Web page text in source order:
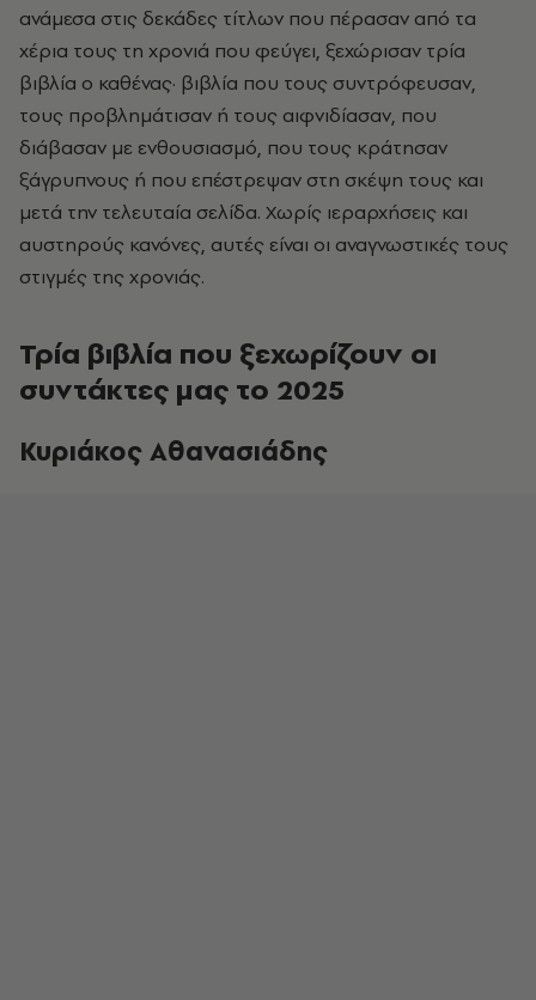
ανάμεσα στις δεκάδες τίτλων που πέρασαν από τα
χέρια τους τη χρονιά που φεύγει, ξεχώρισαν τρία
βιβλία ο καθένας· βιβλία που τους συντρόφευσαν,
τους προβλημάτισαν ή τους αιφνιδίασαν, που
διάβασαν με ενθουσιασμό, που τους κράτησαν
ξάγρυπνους ή που επέστρεψαν στη σκέψη τους και
μετά την τελευταία σελίδα. Χωρίς ιεραρχήσεις και
αυστηρούς κανόνες, αυτές είναι οι αναγνωστικές τους
στιγμές της χρονιάς.
Τρία βιβλία που ξεχωρίζουν οι
συντάκτες μας το 2025
Κυριάκος Αθανασιάδης